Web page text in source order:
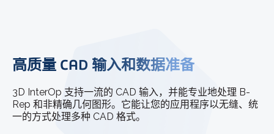
高质量 CAD 输入和数据准备
3D InterOp 支持一流的 CAD 输入，并能专业地处理 B-
Rep 和非精确几何图形。它能让您的应用程序以无缝、统
一的方式处理多种 CAD 格式。